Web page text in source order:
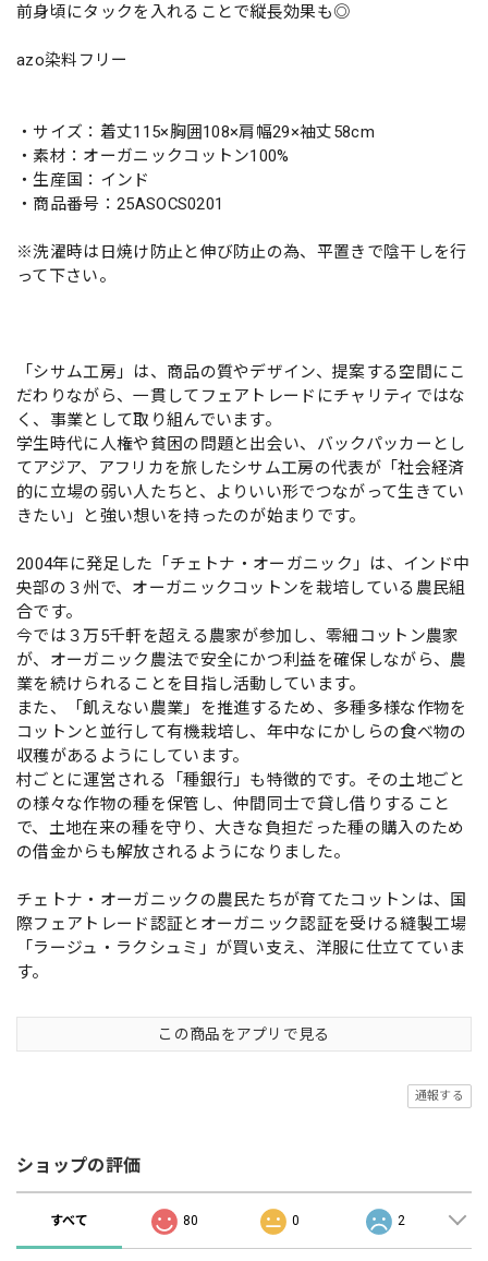
前身頃にタックを入れることで縦長効果も◎
azo染料フリー
・サイズ：着丈115×胸囲108×肩幅29×袖丈58cm
・素材：オーガニックコットン100%
・生産国：インド
・商品番号：25ASOCS0201
※洗濯時は日焼け防止と伸び防止の為、平置きで陰干しを行
って下さい。
「シサム工房」は、商品の質やデザイン、提案する空間にこ
だわりながら、一貫してフェアトレードにチャリティではな
く、事業として取り組んでいます。
学生時代に人権や貧困の問題と出会い、バックパッカーとし
てアジア、アフリカを旅したシサム工房の代表が「社会経済
的に立場の弱い人たちと、よりいい形でつながって生きてい
きたい」と強い想いを持ったのが始まりです。
2004年に発足した「チェトナ・オーガニック」は、インド中
央部の３州で、オーガニックコットンを栽培している農民組
合です。
今では３万5千軒を超える農家が参加し、零細コットン農家
が、オーガニック農法で安全にかつ利益を確保しながら、農
業を続けられることを目指し活動しています。
また、「飢えない農業」を推進するため、多種多様な作物を
コットンと並行して有機栽培し、年中なにかしらの食べ物の
収穫があるようにしています。
村ごとに運営される「種銀行」も特徴的です。その土地ごと
の様々な作物の種を保管し、仲間同士で貸し借りすること
で、土地在来の種を守り、大きな負担だった種の購入のため
の借金からも解放されるようになりました。
チェトナ・オーガニックの農民たちが育てたコットンは、国
際フェアトレード認証とオーガニック認証を受ける縫製工場
「ラージュ・ラクシュミ」が買い支え、洋服に仕立てていま
す。
この商品をアプリで見る
通報する
ショップの評価
すべて 80 0 2